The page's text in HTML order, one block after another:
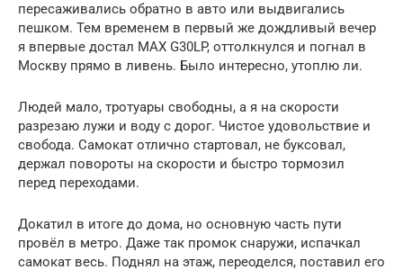
пересаживались обратно в авто или выдвигались
пешком. Тем временем в первый же дождливый вечер
я впервые достал MAX G30LP, оттолкнулся и погнал в
Москву прямо в ливень. Было интересно, утоплю ли.
Людей мало, тротуары свободны, а я на скорости
разрезаю лужи и воду с дорог. Чистое удовольствие и
свобода. Самокат отлично стартовал, не буксовал,
держал повороты на скорости и быстро тормозил
перед переходами.
Докатил в итоге до дома, но основную часть пути
провёл в метро. Даже так промок снаружи, испачкал
самокат весь. Поднял на этаж, переоделся, поставил его